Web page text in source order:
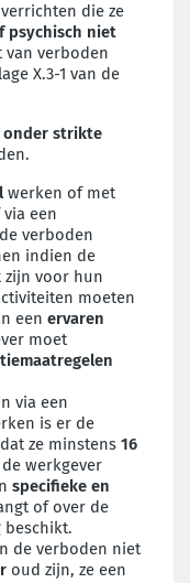
verrichten die ze
psychisch niet
van verboden
X.3-1 van de
onder strikte
werken of met
een
verboden
indien de
zijn voor hun
moeten
een ervaren
moet
via een
is er de
ze minstens 16
werkgever
specifieke en
of over de
de verboden niet
oud zijn, ze een